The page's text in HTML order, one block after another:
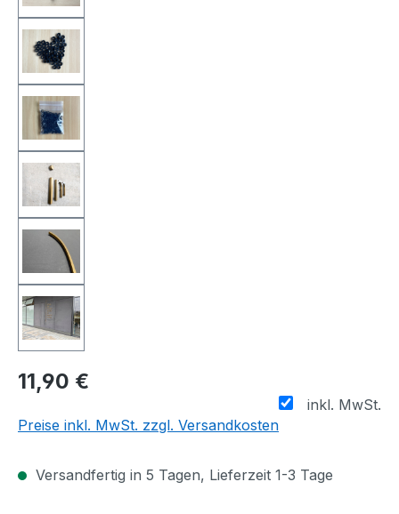
11,90 €
inkl. MwSt.
Preise inkl. MwSt. zzgl. Versandkosten
Versandfertig in 5 Tagen, Lieferzeit 1-3 Tage